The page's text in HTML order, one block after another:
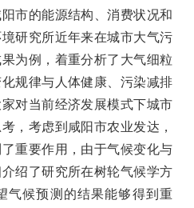
市的能源结构、消费状况和
研究所近年来在城市大气污
为例，着重分析了大气细粒
规律与人体健康、污染减排
对当前经济发展模式下城市
，考虑到咸阳市农业发达，
重要作用，由于气候变化与
绍了研究所在树轮气候学方
气候预测的结果能够得到重